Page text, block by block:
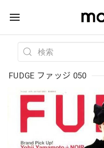
FUDGE ファッジ 050